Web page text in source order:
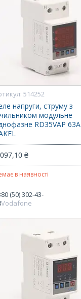
514252
напруги, струму з
модульне
RD35VAP 63А
₴
в наявності
(50) 302-43-
Vodafone